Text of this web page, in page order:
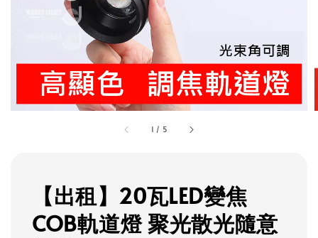
1 / 5
【出租】20瓦LED變焦
COB軌道燈 聚光散光隨意